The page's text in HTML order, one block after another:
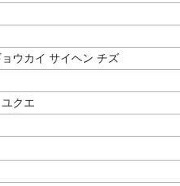
ウカイ サイヘン チズ
クエ